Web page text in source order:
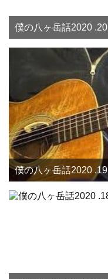
僕の八ヶ岳話2020 .20
僕の八ヶ岳話2020 .19